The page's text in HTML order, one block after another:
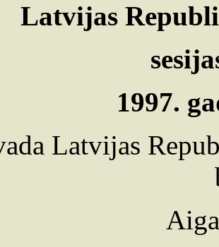
Latvijas
1997.
Latvijas